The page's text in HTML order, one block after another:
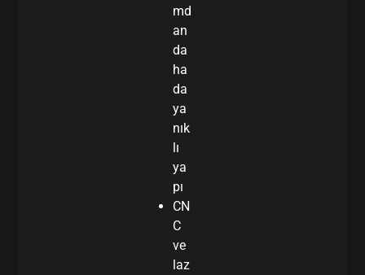
md
an
da
ha
da
ya
nık
lı
ya
pı
CN
C
ve
laz